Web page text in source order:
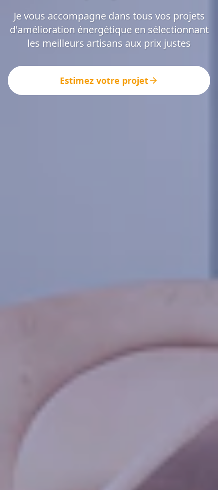
Je vous accompagne dans tous vos projets
d'amélioration énergétique en sélectionnant
les meilleurs artisans aux prix justes
Estimez votre projet